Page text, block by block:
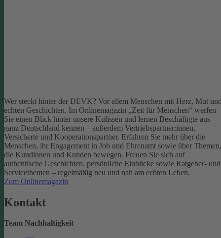
Wer steckt hinter der DEVK? Vor allem Menschen mit Herz, Mut
echten Geschichten. Im Onlinemagazin „Zeit für Menschen“ werfen
Sie einen Blick hinter unsere Kulissen und lernen Beschäftigte aus
ganz Deutschland kennen – außerdem Vertriebspartner:innen,
Versicherte und Kooperationspartner. Erfahren Sie mehr über die
Menschen, ihr Engagement in Job und Ehrenamt sowie über Themen,
die Kundinnen und Kunden bewegen. Freuen Sie sich auf
authentische Geschichten, persönliche Einblicke sowie Ratgeber- und
Servicethemen – regelmäßig neu und nah am echten Leben.
Zum Onlinemagazin
Kontakt
Team Nachhaltigkeit